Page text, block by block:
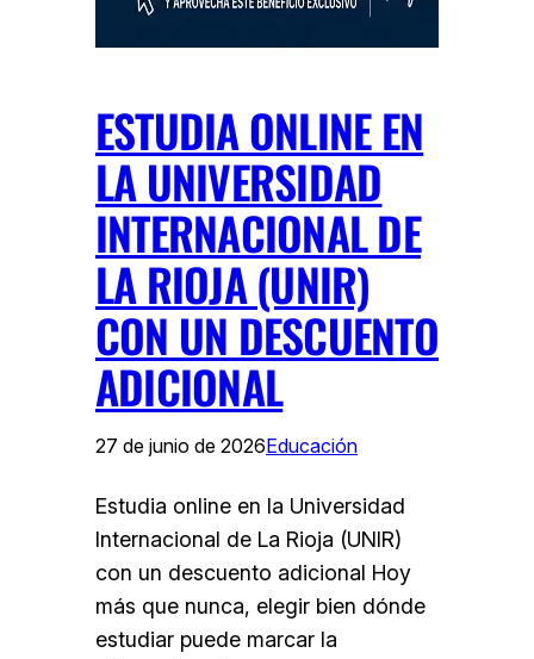
ESTUDIA ONLINE EN
LA UNIVERSIDAD
INTERNACIONAL DE
LA RIOJA (UNIR)
CON UN DESCUENTO
ADICIONAL
27 de junio de 2026Educación
Estudia online en la Universidad
Internacional de La Rioja (UNIR)
con un descuento adicional Hoy
más que nunca, elegir bien dónde
estudiar puede marcar la